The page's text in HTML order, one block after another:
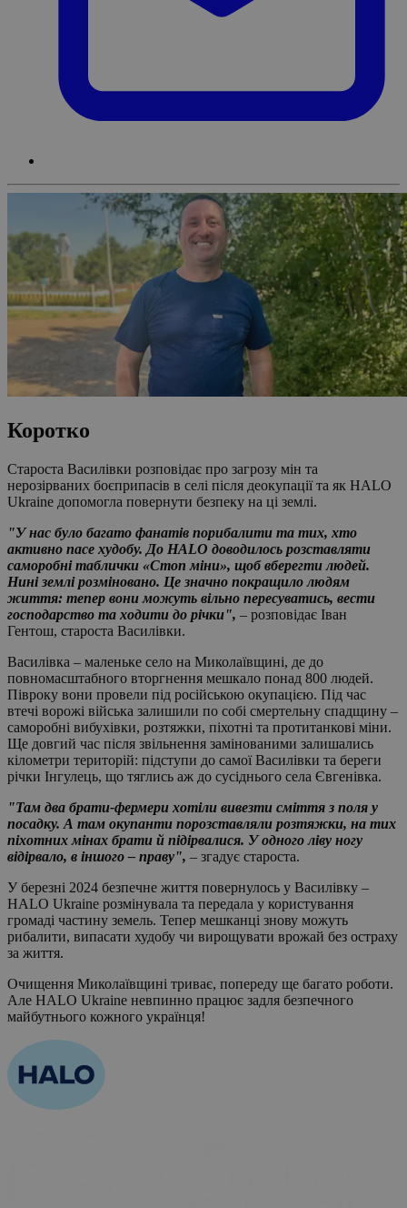
Коротко
Староста Василівки розповідає про загрозу мін та
нерозірваних боєприпасів в селі після деокупації та як HALO
Ukraine допомогла повернути безпеку на ці землі.
"У нас було багато фанатів порибалити та тих, хто
активно пасе худобу. До HALO доводилось розставляти
саморобні таблички «Стоп міни», щоб вберегти людей.
Нині землі розміновано. Це значно покращило людям
життя: тепер вони можуть вільно пересуватись, вести
господарство та ходити до річки", – розповідає Іван
Гентош, староста Василівки.
Василівка – маленьке село на Миколаївщині, де до
повномасштабного вторгнення мешкало понад 800 людей.
Півроку вони провели під російською окупацією. Під час
втечі ворожі війська залишили по собі смертельну спадщину –
саморобні вибухівки, розтяжки, піхотні та протитанкові міни.
Ще довгий час після звільнення замінованими залишались
кілометри територій: підступи до самої Василівки та береги
річки Інгулець, що тяглись аж до сусіднього села Євгенівка.
"Там два брати-фермери хотіли вивезти сміття з поля у
посадку. А там окупанти порозставляли розтяжки, на тих
піхотних мінах брати й підірвалися. У одного ліву ногу
відірвало, в іншого – праву", – згадує староста.
У березні 2024 безпечне життя повернулось у Василівку –
HALO Ukraine розмінувала та передала у користування
громаді частину земель. Тепер мешканці знову можуть
рибалити, випасати худобу чи вирощувати врожай без остраху
за життя.
Очищення Миколаївщині триває, попереду ще багато роботи.
Але HALO Ukraine невпинно працює задля безпечного
майбутнього кожного українця!